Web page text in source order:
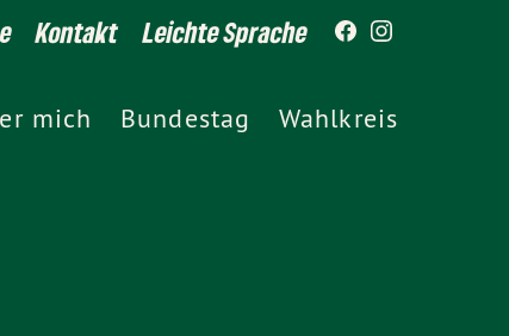
Kontakt Leichte Sprache
mich Bundestag Wahlkreis